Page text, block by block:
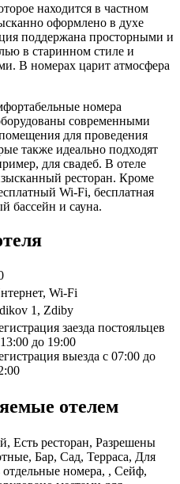
находится в частном
оформлено в духе
поддержана просторными и
в старинном стиле и
В номерах царит атмосфера
номера
современными
для проведения
также идеально подходят
для свадеб. В отеле
ресторан. Кроме
Wi-Fi, бесплатная
бассейн и сауна.
Wi-Fi
1, Zdiby
заезда постояльцев
до 19:00
выезда с 07:00 до
отелем
Есть ресторан, Разрешены
Бар, Сад, Терраса, Для
отдельные номера, , Сейф,